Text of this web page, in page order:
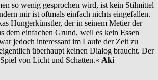
so wenig gesprochen wird, ist kein Stilmittel
mir ist oftmals einfach nichts eingefallen.
Hungerkünstler, der in seinem Metier der
dem einfachen Grund, weil es kein Essen
jedoch interessant im Laufe der Zeit zu
überhaupt keinen Dialog braucht. Der
von Licht und Schatten.« Aki